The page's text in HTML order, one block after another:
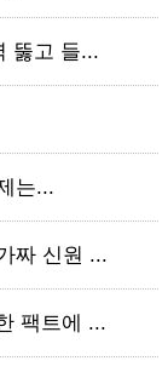
뚫고 들...
는...
짜 신원 ...
팩트에 ...